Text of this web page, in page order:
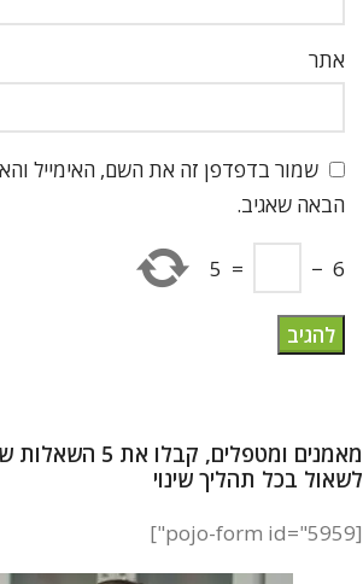
מאמנים ומטפלים,
לשאול בכל תהליך שינוי
[pojo-form id="5959"]
אתר
שמור בדפדפן זה את השם, האימייל
הבאה שאגיב.
6
−
=
5